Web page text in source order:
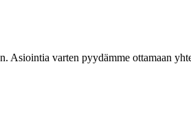
varten pyydämme ottamaan